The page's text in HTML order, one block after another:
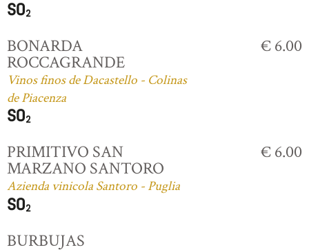
BONARDA
ROCCAGRANDE
Vinos finos de Dacastello - Colinas
de Piacenza
€ 6.00
PRIMITIVO SAN
MARZANO SANTORO
Azienda vinicola Santoro - Puglia
€ 6.00
BURBUJAS